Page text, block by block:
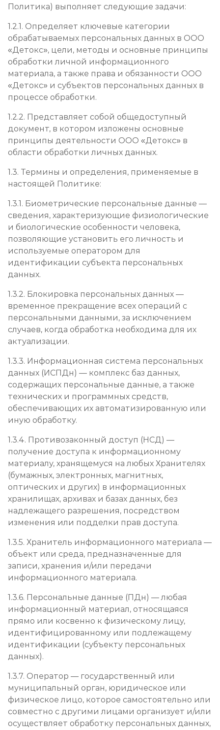
Политика) выполняет следующие задачи:
1.2.1. Определяет ключевые категории
обрабатываемых персональных данных в ООО
«Детокс», цели, методы и основные принципы
обработки личной информационного
материала, а также права и обязанности ООО
«Детокс» и субъектов персональных данных в
процессе обработки.
1.2.2. Представляет собой общедоступный
документ, в котором изложены основные
принципы деятельности ООО «Детокс» в
области обработки личных данных.
1.3. Термины и определения, применяемые в
настоящей Политике:
1.3.1. Биометрические персональные данные —
сведения, характеризующие физиологические
и биологические особенности человека,
позволяющие установить его личность и
используемые оператором для
идентификации субъекта персональных
данных.
1.3.2. Блокировка персональных данных —
временное прекращение всех операций с
персональными данными, за исключением
случаев, когда обработка необходима для их
актуализации.
1.3.3. Информационная система персональных
данных (ИСПДн) — комплекс баз данных,
содержащих персональные данные, а также
технических и программных средств,
обеспечивающих их автоматизированную или
иную обработку.
1.3.4. Противозаконный доступ (НСД) —
получение доступа к информационному
материалу, хранящемуся на любых Хранителях
(бумажных, электронных, магнитных,
оптических и других) в информационных
хранилищах, архивах и базах данных, без
надлежащего разрешения, посредством
изменения или подделки прав доступа.
1.3.5. Хранитель информационного материала —
объект или среда, предназначенные для
записи, хранения и/или передачи
информационного материала.
1.3.6. Персональные данные (ПДн) — любая
информационный материал, относящаяся
прямо или косвенно к физическому лицу,
идентифицированному или подлежащему
идентификации (субъекту персональных
данных).
1.3.7. Оператор — государственный или
муниципальный орган, юридическое или
физическое лицо, которое самостоятельно или
совместно с другими лицами организует и/или
осуществляет обработку персональных данных,